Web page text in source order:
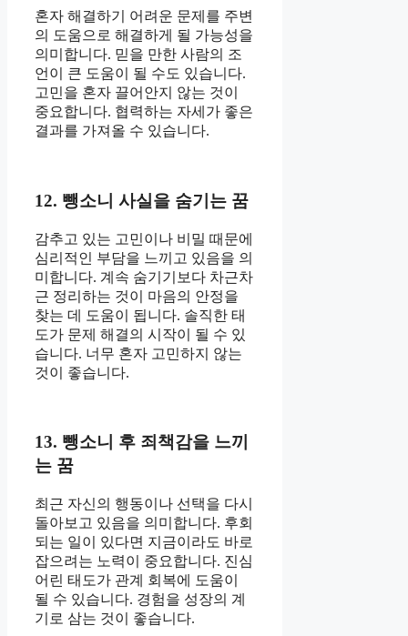
혼자 해결하기 어려운 문제를 주변
의 도움으로 해결하게 될 가능성을
의미합니다. 믿을 만한 사람의 조
언이 큰 도움이 될 수도 있습니다.
고민을 혼자 끌어안지 않는 것이
중요합니다. 협력하는 자세가 좋은
결과를 가져올 수 있습니다.
12. 뺑소니 사실을 숨기는 꿈
감추고 있는 고민이나 비밀 때문에
심리적인 부담을 느끼고 있음을 의
미합니다. 계속 숨기기보다 차근차
근 정리하는 것이 마음의 안정을
찾는 데 도움이 됩니다. 솔직한 태
도가 문제 해결의 시작이 될 수 있
습니다. 너무 혼자 고민하지 않는
것이 좋습니다.
13. 뺑소니 후 죄책감을 느끼
는 꿈
최근 자신의 행동이나 선택을 다시
돌아보고 있음을 의미합니다. 후회
되는 일이 있다면 지금이라도 바로
잡으려는 노력이 중요합니다. 진심
어린 태도가 관계 회복에 도움이
될 수 있습니다. 경험을 성장의 계
기로 삼는 것이 좋습니다.